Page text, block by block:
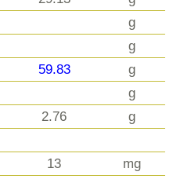
g
g
59.83
g
g
2.76
g
13
mg